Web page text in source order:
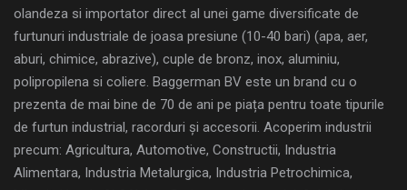
olandeza si importator direct al unei game diversificate de
furtunuri industriale de joasa presiune (10-40 bari) (apa, aer,
aburi, chimice, abrazive), cuple de bronz, inox, aluminiu,
polipropilena si coliere. Baggerman BV este un brand cu o
prezenta de mai bine de 70 de ani pe piața pentru toate tipurile
de furtun industrial, racorduri și accesorii. Acoperim industrii
precum: Agricultura, Automotive, Constructii, Industria
Alimentara, Industria Metalurgica, Industria Petrochimica,